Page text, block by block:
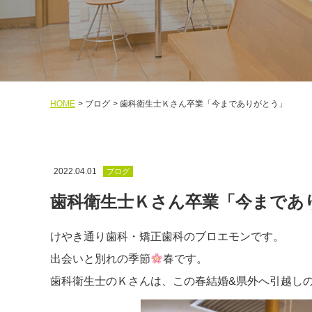
HOME ブログ 歯科衛生士Ｋさん卒業「今までありがとう」
2022.04.01 ブログ
歯科衛生士Ｋさん卒業「今まであ
けやき通り歯科・矯正歯科のブロエモンです。
出会いと別れの季節
春です。
歯科衛生士のＫさんは、
この春結婚&県外へ引越し